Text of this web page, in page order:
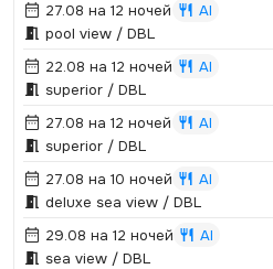
27.08 на 12 ночей
AI
pool view / DBL
22.08 на 12 ночей
AI
superior / DBL
27.08 на 12 ночей
AI
superior / DBL
27.08 на 10 ночей
AI
deluxe sea view / DBL
29.08 на 12 ночей
AI
sea view / DBL